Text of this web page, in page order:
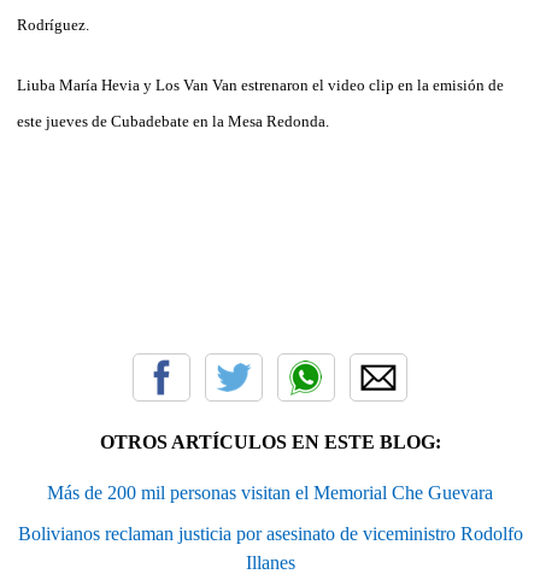
Rodríguez.
Liuba María Hevia y Los Van Van estrenaron el video clip en la emisión de
este jueves de Cubadebate en la Mesa Redonda.
OTROS ARTÍCULOS EN ESTE BLOG:
Más de 200 mil personas visitan el Memorial Che Guevara
Bolivianos reclaman justicia por asesinato de viceministro Rodolfo
Illanes